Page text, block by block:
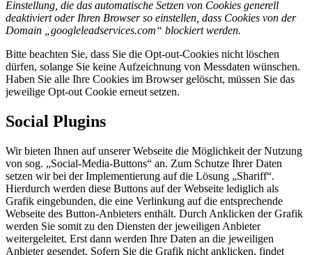
Einstellung, die das automatische Setzen von Cookies generell
deaktiviert oder Ihren Browser so einstellen, dass Cookies von der
Domain „googleleadservices.com“ blockiert werden.
Bitte beachten Sie, dass Sie die Opt-out-Cookies nicht löschen
dürfen, solange Sie keine Aufzeichnung von Messdaten wünschen.
Haben Sie alle Ihre Cookies im Browser gelöscht, müssen Sie das
jeweilige Opt-out Cookie erneut setzen.
Social Plugins
Wir bieten Ihnen auf unserer Webseite die Möglichkeit der Nutzung
von sog. „Social-Media-Buttons“ an. Zum Schutze Ihrer Daten
setzen wir bei der Implementierung auf die Lösung „Shariff“.
Hierdurch werden diese Buttons auf der Webseite lediglich als
Grafik eingebunden, die eine Verlinkung auf die entsprechende
Webseite des Button-Anbieters enthält. Durch Anklicken der Grafik
werden Sie somit zu den Diensten der jeweiligen Anbieter
weitergeleitet. Erst dann werden Ihre Daten an die jeweiligen
Anbieter gesendet. Sofern Sie die Grafik nicht anklicken, findet